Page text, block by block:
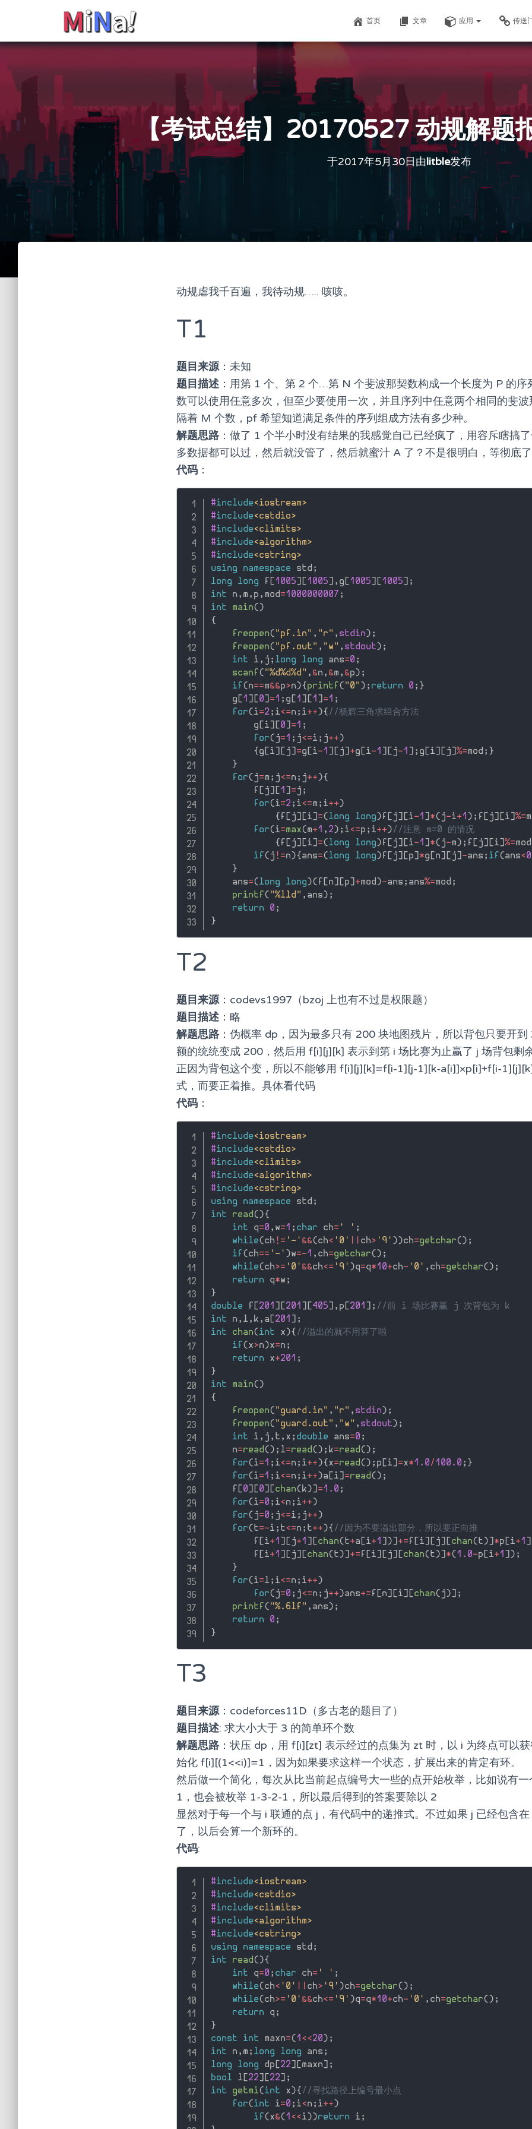
首页 文章 应用 传送
【考试总结】20170527 动规解
于2017年5月30日由litble发布
动规虐我千百遍，我待动规….. 咳咳。
T1
题目来源：未知
题目描述 ：用第 1 个、第 2 个…第 N 个斐波那契数构成一个长度为 P 的序
数可以使用任意多次，但至少要使用一次，并且序列中任意两个相同的斐
隔着 M 个数，pf 希望知道满足条件的序列组成方法有多少种。
解题思路 ：做了 1 个半小时没有结果的我感觉自己已经疯了，用容斥瞎搞
多数据都可以过，然后就没管了，然后就蜜汁 A 了？不是很明白，等彻底
代码 ：
#include<iostream>
#include<cstdio>
#include<climits>
#include<algorithm>
#include<cstring>
using
namespace std ;
long
long f [1005] [1005] , g [1005] [1005] ;
int n , m , p , mod=1000000007 ;
int
main()
{
freopen( "pf.in" , "r" , stdin) ;
freopen( "pf.out" , "w" , stdout) ;
int i , j ; long long ans=0 ;
scanf ( "%d%d%d" , &n , &m , &p) ;
if (n==m&&p>n){printf ( "0" ) ; return 0 ; }
    g
[1 ] [0] =1 ; g [1 ] [1 ] =1 ;
for(i=2 ; i<=n ; i++){ //杨辉三角求组合方法
        g
[i] [0] =1 ;
for( j=1 ; j<=i ; j++)
{g [i] [ j] =g [i-1 ] [ j] +g [i-1 ] [ j-1 ] ; g [i] [ j] %=mod ; }
}
for( j=m ; j<=n ; j++){
        f
[ j] [1 ] = j ;
for(i=2 ; i<=m ; i++)
{ f [ j] [i] =(long long) f [ j] [i-1 ] *( j-i+1 ) ; f [ j] [i] %=
for(i=max(m+1 , 2) ; i<=p ; i++) //注意 m=0 的情况
{ f [ j] [i] =(long long) f [ j] [i-1 ] *( j-m) ; f [ j] [i] %=mod
if ( j !=n){ans=(long long) f [ j] [p] *g [n] [ j] -ans ; if (ans<0
}
    ans
=(long long)( f [n] [p] +mod)-ans ; ans%=mod ;
printf ( "%lld" , ans) ;
return
0 ;
}
T2
题目来源：codevs1997（bzoj 上也有不过是权限题）
题目描述 ：略
解题思路 ：伪概率 dp，因为最多只有 200 块地图残片，所以背包只要开
额的统统变成 200，然后用 f[i][j][k] 表示到第 i 场比赛为止赢了 j 场背包剩
正因为背包这个变，所以不能够用 f[i][j][k]=f[i-1][j-1][k-a[i]]×p[i]+f[i-
式，而要正着推。具体看代码
代码 ：
#include<iostream>
#include<cstdio>
#include<climits>
#include<algorithm>
#include<cstring>
using
namespace std ;
int
read ( ){
int q=0 , w=1 ; char ch= ' ' ;
while( ch != '-' &&( ch< '0' ch> '9' ) )ch=getchar( ) ;
if ( ch== '-' )w=-1 , ch=getchar( ) ;
while( ch>= '0' &&ch<= '9' )q=q*10+ch- '0' , ch=getchar( ) ;
return q*w ;
}
double f 201 201 405 , p 201 ; //前 i 场比赛赢 j 次背包为 k
int n , l , k , a 201
;
int
chan( int x ){ //溢出的就不用算了啦
if ( x>n )x=n ;
return x+201 ;
}
int
main( )
{
freopen( "guard.in" , "r" , stdin ) ;
freopen( "guard.out" , "w" , stdout ) ;
int i , j , t , x ; double ans=0 ;
    n
=read ( ) ; l=read ( ) ; k=read ( ) ;
for( i=1 ; i<=n ; i++ ){ x=read ( ) ; p i =x*1.0 / 100.0 ; }
for( i=1 ; i<=n ; i++ )a i =read ( ) ;
    f
0 0 chan( k ) =1.0 ;
for( i=0 ; i<n ; i++ )
for( j=0 ; j<=i ; j++ )
for( t=-i ; t<=n ; t++ ){ //因为不要溢出部分，所以要正向推
        f
i+1 j+1 chan( t+a i+1 ) += f i j chan( t ) *p i+1
        f
i+1 j chan( t ) += f i j chan( t ) *( 1.0-p i+1 ) ;
}
for( i=l ; i<=n ; i++ )
for( j=0 ; j<=n ; j++ )ans+= f n i chan( j )
;
printf ( "%.6lf" , ans ) ;
return
0 ;
}
T3
题目来源：codeforces11D（多古老的题目了）
题目描述: 求大小大于 3 的简单环个数
解题思路 ：状压 dp，用 f[i][zt] 表示经过的点集为 zt 时，以 i 为终点可以
始化 f[i][(1<<i)]=1，因为如果要求这样一个状态，扩展出来的肯定有环。
然后做一个简化，每次从比当前起点编号大一些的点开始枚举，比如说有
1，也会被枚举 1-3-2-1，所以最后得到的答案要除以 2
显然对于每一个与 i 联通的点 j，有代码中的递推式。不过如果 j 已经包含
了，以后会算一个新环的。
代码:
#include<iostream>
#include<cstdio>
#include<climits>
#include<algorithm>
#include<cstring>
using
namespace std ;
int
read(){
int q=0 ; char ch= ' ' ;
while(ch< '0' || ch> '9' )ch=getchar() ;
while(ch>= '0' &&ch<= '9' )q=q*10+ch- '0' , ch=getchar() ;
return q ;
}
const
int maxn=(1 <<20) ;
int n , m ; long long ans ;
long
long dp [22] [maxn] ;
bool l [22] [22] ;
int
getmi(int x){ //寻找路径上编号最小点
for(int i=0 ; i<n ; i++)
if (x&(1 <<i))return i ;